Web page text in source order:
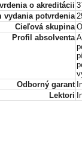
o akreditácii
vydania potvrdenia
Cieľová skupina
Profil absolventa
Odborný garant
Lektori